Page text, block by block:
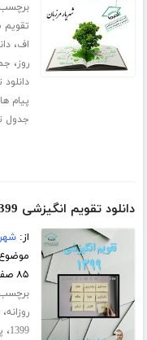
تقویم
اف،
روز،
پیام
جدول
دانلود تقویم انگیزشی 1399
از:
۸۵ صفحه
روزانه،
1399،